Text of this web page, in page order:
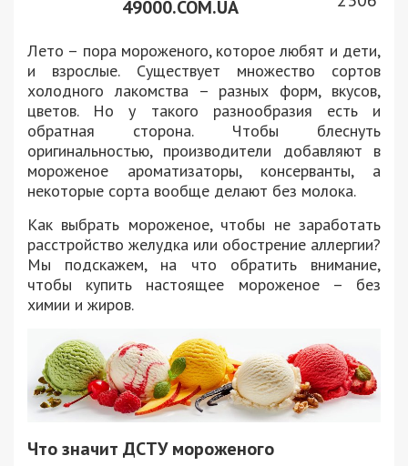
49000.COM.UA
Лето – пора мороженого, которое любят и дети,
и взрослые. Существует множество сортов
холодного лакомства – разных форм, вкусов,
цветов. Но у такого разнообразия есть и
обратная сторона. Чтобы блеснуть
оригинальностью, производители добавляют в
мороженое ароматизаторы, консерванты, а
некоторые сорта вообще делают без молока.
Как выбрать мороженое, чтобы не заработать
расстройство желудка или обострение аллергии?
Мы подскажем, на что обратить внимание,
чтобы купить настоящее мороженое – без
химии и жиров.
Что значит ДСТУ мороженого